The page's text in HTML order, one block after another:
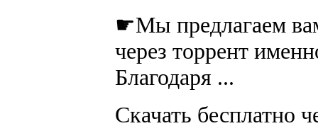
☛Мы предлагаем
через торрент
Благодаря ...
Скачать бесплатно